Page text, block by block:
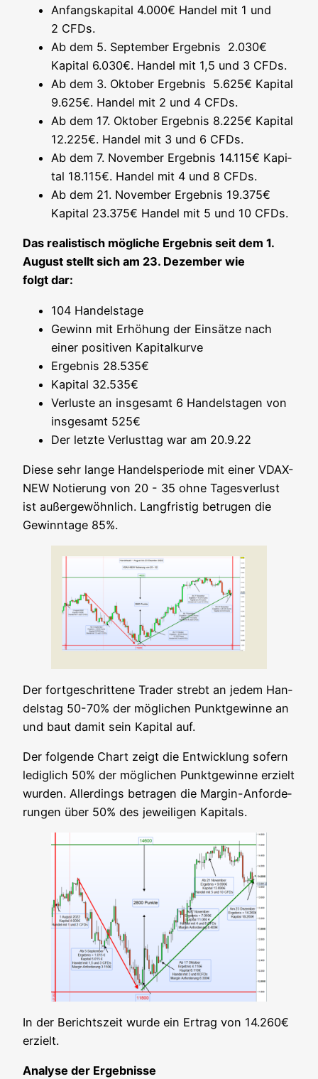
Anfangs­ka­pi­tal 4.000€ Han­del mit 1 und
2 CFDs.
Ab dem 5. Sep­tem­ber Ergeb­nis 2.030€
Kapi­tal 6.030€. Han­del mit 1,5 und 3 CFDs.
Ab dem 3. Okto­ber Ergeb­nis 5.625€ Kapi­tal
9.625€. Han­del mit 2 und 4 CFDs.
Ab dem 17. Okto­ber Ergeb­nis 8.225€ Kapi­tal
12.225€. Han­del mit 3 und 6 CFDs.
Ab dem 7. Novem­ber Ergeb­nis 14.115€ Kapi­
tal 18.115€. Han­del mit 4 und 8 CFDs.
Ab dem 21. Novem­ber Ergeb­nis 19.375€
Kapi­tal 23.375€ Han­del mit 5 und 10 CFDs.
Das rea­lis­tisch mög­li­che Ergeb­nis seit dem 1.
August stellt sich am 23. Dezem­ber wie
folgt dar:
104 Han­dels­ta­ge
Gewinn mit Erhö­hung der Ein­sät­ze nach
einer posi­ti­ven Kapitalkurve
Ergeb­nis 28.535€
Kapi­tal 32.535€
Ver­lus­te an ins­ge­samt 6 Han­dels­ta­gen von
ins­ge­samt 525€
Der letz­te Ver­lust­tag war am 20.9.22
Die­se sehr lan­ge Han­del­s­pe­ri­ode mit einer VDAX-
NEW Notie­rung von 20 - 35 ohne Tages­ver­lust
ist außer­ge­wöhn­lich. Lang­fris­tig betru­gen die
Gew­inn­ta­ge 85%.
Der fort­ge­schrit­te­ne Trader strebt an jedem Han­
dels­tag 50-70% der mög­li­chen Punkt­ge­win­ne an
und baut damit sein Kapi­tal auf.
Der fol­gen­de Chart zeigt die Ent­wick­lung sofern
ledig­lich 50% der mög­li­chen Punkt­ge­win­ne erzielt
wur­den. Aller­dings betra­gen die Mar­gin-Anfor­de­
run­gen über 50% des jewei­li­gen Kapitals.
In der Berichts­zeit wur­de ein Ertrag von 14.260€
erzielt.
Ana­ly­se der Ergebnisse